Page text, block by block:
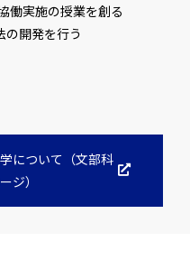
働実施の授業を創る
の開発を行う
について（文部科
ジ）